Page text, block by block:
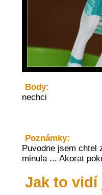
Body:
nechci
Poznámky:
Puvodne jsem chtel
minula ... Akorat
Jak to vidí